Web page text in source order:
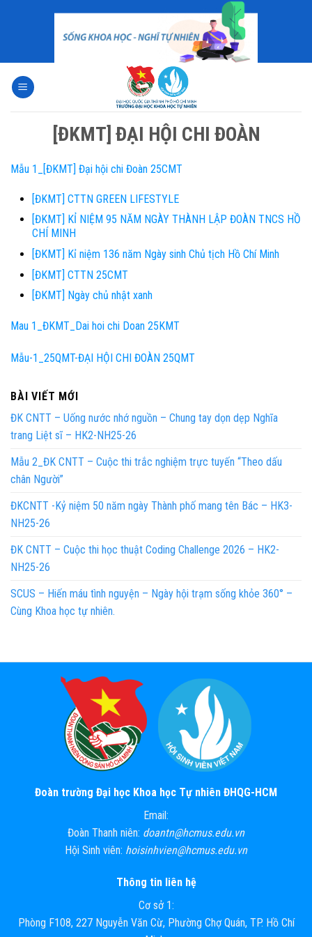
[ĐKMT] ĐẠI HỘI CHI ĐOÀN
Mẫu 1_[ĐKMT] Đại hội chi Đoàn 25CMT
[ĐKMT] CTTN GREEN LIFESTYLE
[ĐKMT] KỈ NIỆM 95 NĂM NGÀY THÀNH LẬP ĐOÀN TNCS HỒ
CHÍ MINH
[ĐKMT] Kỉ niệm 136 năm Ngày sinh Chủ tịch Hồ Chí Minh
[ĐKMT] CTTN 25CMT
[ĐKMT] Ngày chủ nhật xanh
Mau 1_ĐKMT_Dai hoi chi Doan 25KMT
Mẫu-1_25QMT-ĐẠI HỘI CHI ĐOÀN 25QMT
BÀI VIẾT MỚI
ĐK CNTT – Uống nước nhớ nguồn – Chung tay dọn dẹp Nghĩa
trang Liệt sĩ – HK2-NH25-26
Mẫu 2_ĐK CNTT – Cuộc thi trắc nghiệm trực tuyến “Theo dấu
chân Người”
ĐKCNTT -Kỷ niệm 50 năm ngày Thành phố mang tên Bác – HK3-
NH25-26
ĐK CNTT – Cuộc thi học thuật Coding Challenge 2026 – HK2-
NH25-26
SCUS – Hiến máu tình nguyện – Ngày hội trạm sống khỏe 360° –
Cùng Khoa học tự nhiên.
Đoàn trường Đại học Khoa học Tự nhiên ĐHQG-HCM
Email:
Đoàn Thanh niên: doantn@hcmus.edu.vn
Hội Sinh viên: hoisinhvien@hcmus.edu.vn
Thông tin liên hệ
Cơ sở 1:
Phòng F108, 227 Nguyễn Văn Cừ, Phường Chợ Quán, TP. Hồ Chí